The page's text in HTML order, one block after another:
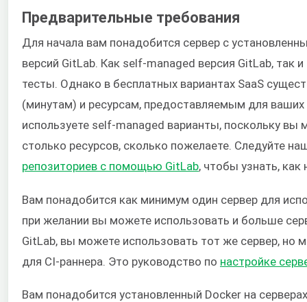
Предварительные требования
Для начала вам понадобится сервер с
версий GitLab. Как self-managed версия GitLab, так
тесты. Однако в бесплатных вариантах SaaS
(минутам) и ресурсам, предоставляемым для
используете self-managed варианты, поскольку
столько ресурсов, сколько пожелаете. Следуйте
репозиториев с помощью GitLab, чтобы узнать, как
Вам понадобится как минимум один сервер для
при желании вы можете использовать и больше
GitLab, вы можете использовать тот же сервер, но
для CI-раннера. Это руководство по настройке
Вам понадобится установленный Docker на